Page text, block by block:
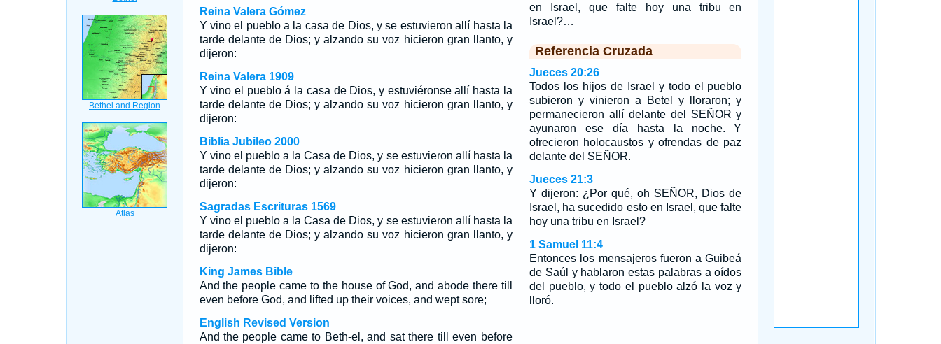
Reina Valera Gómez
Y vino el pueblo a la casa de Dios, y se estuvieron allí hasta la
tarde delante de Dios; y alzando su voz hicieron gran llanto, y
dijeron:
Reina Valera 1909
Y vino el pueblo á la casa de Dios, y estuviéronse allí hasta la
tarde delante de Dios; y alzando su voz hicieron gran llanto, y
dijeron:
Biblia Jubileo 2000
Y vino el pueblo a la Casa de Dios, y se estuvieron allí hasta la
tarde delante de Dios; y alzando su voz hicieron gran llanto, y
dijeron:
Sagradas Escrituras 1569
Y vino el pueblo a la Casa de Dios, y se estuvieron allí hasta la
tarde delante de Dios; y alzando su voz hicieron gran llanto, y
dijeron:
King James Bible
And the people came to the house of God, and abode there till
even before God, and lifted up their voices, and wept sore;
English Revised Version
And the people came to Beth-el, and sat there till even before
en Israel, que falte hoy una tribu en
Israel?…
Referencia Cruzada
Jueces 20:26
Todos los hijos de Israel y todo el pueblo
subieron y vinieron a Betel y lloraron; y
permanecieron allí delante del SEÑOR y
ayunaron ese día hasta la noche. Y
ofrecieron holocaustos y ofrendas de paz
delante del SEÑOR.
Jueces 21:3
Y dijeron: ¿Por qué, oh SEÑOR, Dios de
Israel, ha sucedido esto en Israel, que falte
hoy una tribu en Israel?
1 Samuel 11:4
Entonces los mensajeros fueron a Guibeá
de Saúl y hablaron estas palabras a oídos
del pueblo, y todo el pueblo alzó la voz y
lloró.